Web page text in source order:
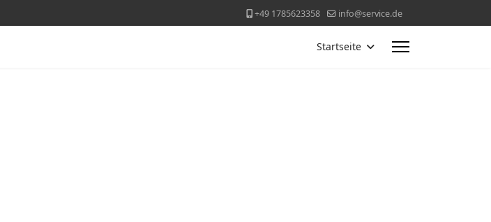
+49 1785623358 info@service.de
Startseite